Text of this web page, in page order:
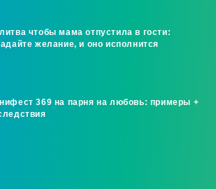
чтобы мама отпустила в гости:
желание, и оно исполнится
369 на парня на любовь: примеры +